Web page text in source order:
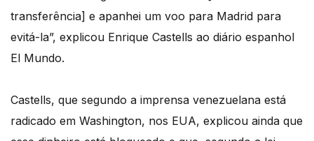
transferência] e apanhei um voo para Madrid para
evitá-la”, explicou Enrique Castells ao diário espanhol
El Mundo.
Castells, que segundo a imprensa venezuelana está
radicado em Washington, nos EUA, explicou ainda que